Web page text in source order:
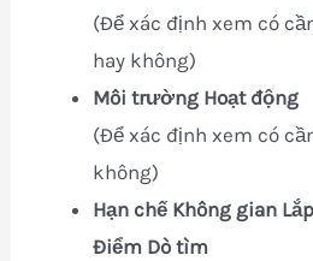
(Để xác định xem có
hay không)
Môi trường Hoạt động
(Để xác định xem có
không)
Hạn chế Không gian
Điểm Dò tìm